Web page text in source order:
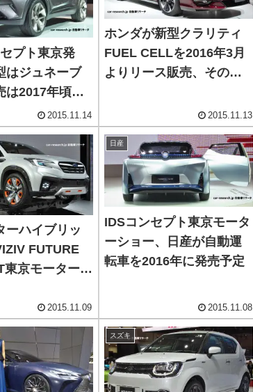
プト東京発
はジュネーブ
は2017年頃の
2015.11.14
ホンダが新型クラリティ
FUEL CELLを2016年3月
よりリース販売、その後
2015.11.13
ーハイブリッ
FUTURE
東京モーターシ
2015.11.09
日産
IDSコンセプト東京モータ
ーショー、日産が自動運
転車を2016年に発売予定
2015.11.08
スズキ